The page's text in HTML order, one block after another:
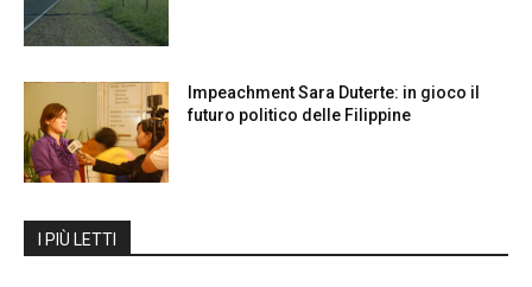
Impeachment Sara Duterte: in gioco il
futuro politico delle Filippine
I PIÙ LETTI